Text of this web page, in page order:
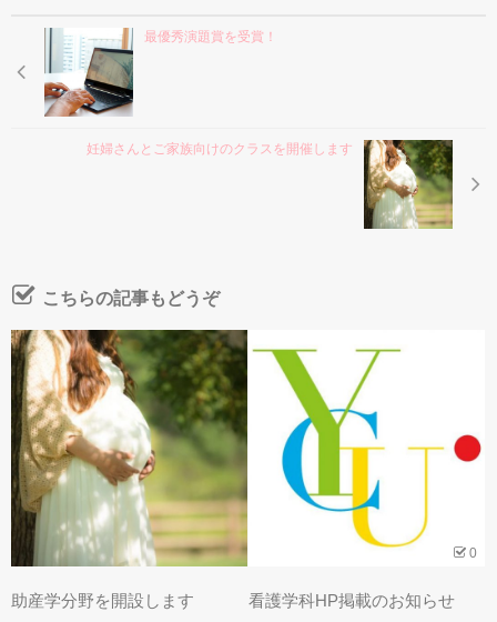
最優秀演題賞を受賞！
妊婦さんとご家族向けのクラスを開催します
こちらの記事もどうぞ
助産学分野を開設します
0
看護学科HP掲載のお知らせ